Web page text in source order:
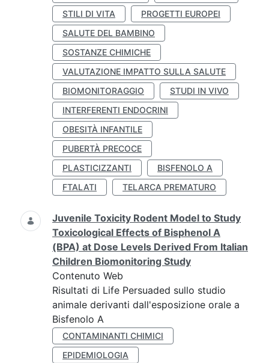
STILI DI VITA
PROGETTI EUROPEI
SALUTE DEL BAMBINO
SOSTANZE CHIMICHE
VALUTAZIONE IMPATTO SULLA SALUTE
BIOMONITORAGGIO
STUDI IN VIVO
INTERFERENTI ENDOCRINI
OBESITÀ INFANTILE
PUBERTÀ PRECOCE
PLASTICIZZANTI
BISFENOLO A
FTALATI
TELARCA PREMATURO
Juvenile Toxicity Rodent Model to Study
Toxicological Effects of Bisphenol A
(BPA) at Dose Levels Derived From Italian
Children Biomonitoring Study
Contenuto Web
Risultati di Life Persuaded sullo studio
animale derivanti dall'esposizione orale a
Bisfenolo A
CONTAMINANTI CHIMICI
EPIDEMIOLOGIA